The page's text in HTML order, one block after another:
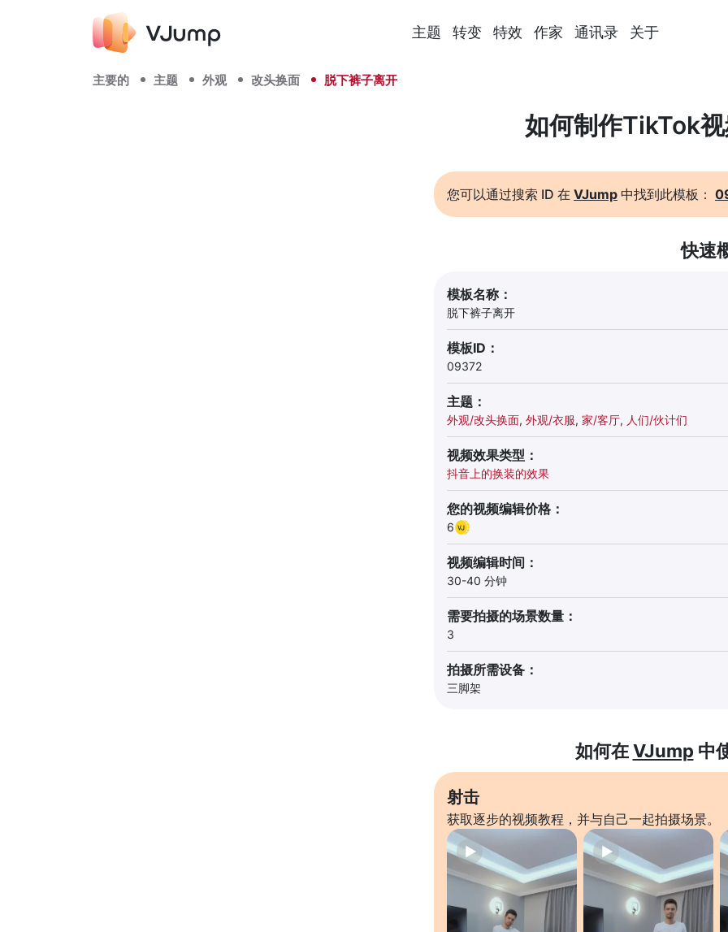
主题 转变 特效 作家 通讯录 关于
主要的 主题 外观 改头换面 脱下裤子离开
如何制作TikTok
您可以通过搜索 ID 在 VJump 中找到此模板：
快速
模板名称：
脱下裤子离开
模板ID：
09372
主题：
外观/改头换面, 外观/衣服, 家/客厅, 人们/伙计们
视频效果类型：
抖音上的换装的效果
您的视频编辑价格：
6
视频编辑时间：
30-40 分钟
需要拍摄的场景数量：
3
拍摄所需设备：
三脚架
如何在VJump 中
射击
获取逐步的视频教程，并与自己一起拍摄场景。